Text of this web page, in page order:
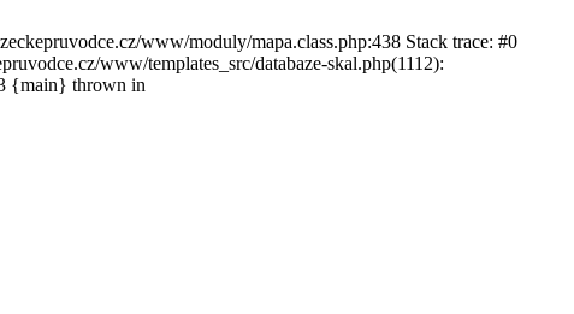
www/moduly/mapa.class.php:438 Stack trace: #0
www/templates_src/databaze-skal.php(1112):
{main} thrown in